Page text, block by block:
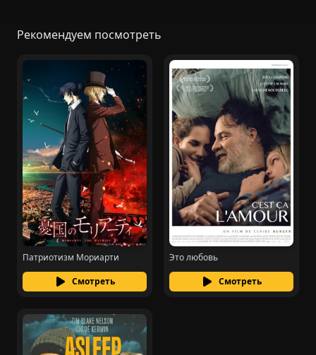
Рекомендуем посмотреть
Патриотизм Мориарти
Смотреть
Это любовь
Смотреть